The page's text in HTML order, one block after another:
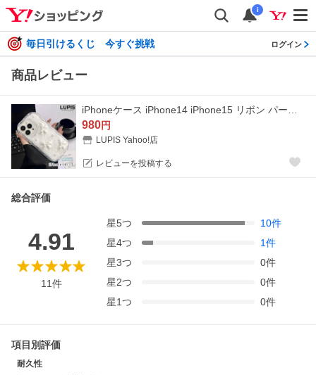
i
毎日引けるくじ 今すぐ挑戦 ログイン
商品レビュー
980円
LUPIS Yahoo!店
レビューを投稿する
総合評価
4.91
11件
星5つ 10件
星4つ 1件
星3つ 0件
星2つ 0件
星1つ 0件
項目別評価
耐久性